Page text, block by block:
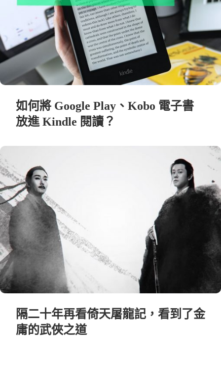
如何將 Google Play、Kobo 電子書
放進 Kindle 閱讀？
隔二十年再看倚天屠龍記，看到了金
庸的武俠之道